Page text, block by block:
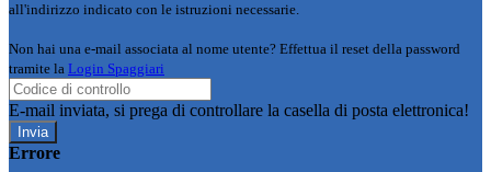
all'indirizzo indicato con le istruzioni necessarie.
Non hai una e-mail associata al nome utente? Effettua il reset della password
tramite la Login Spaggiari
E-mail inviata, si prega di controllare la casella di posta elettronica!
Errore